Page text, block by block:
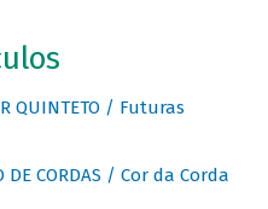
QUINTETO / Futuras
DE CORDAS / Cor da Corda